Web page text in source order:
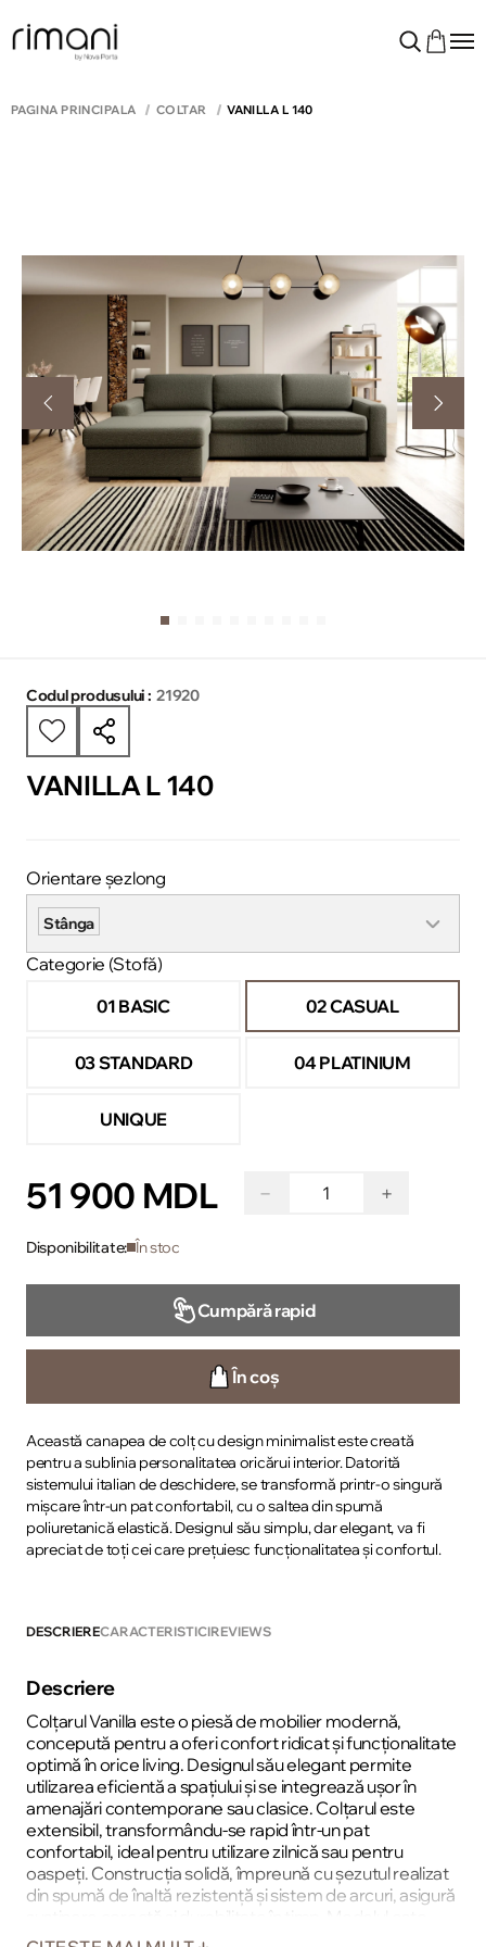
PAGINA PRINCIPALĂ COLTAR VANILLA L 140
Codul produsului : 21920
VANILLA L 140
Orientare șezlong
Stânga
Categorie (Stofă)
01 BASIC
02 CASUAL
03 STANDARD 04 PLATINIUM
UNIQUE
51 900 MDL − +
Disponibilitate: În stoc
Cumpără rapid
În coș
Această canapea de colț cu design minimalist este creată
pentru a sublinia personalitatea oricărui interior. Datorită
sistemului italian de deschidere, se transformă printr-o singură
mișcare într-un pat confortabil, cu o saltea din spumă
poliuretanică elastică. Designul său simplu, dar elegant, va fi
apreciat de toți cei care prețuiesc funcționalitatea și confortul.
DESCRIERECARACTERISTICIREVIEWS
Descriere
Colțarul Vanilla este o piesă de mobilier modernă,
concepută pentru a oferi confort ridicat și funcționalitate
optimă în orice living. Designul său elegant permite
utilizarea eficientă a spațiului și se integrează ușor în
amenajări contemporane sau clasice. Colțarul este
extensibil, transformându-se rapid într-un pat
confortabil, ideal pentru utilizare zilnică sau pentru
oaspeți. Construcția solidă, împreună cu șezutul realizat
din spumă de înaltă rezistență și sistem de arcuri, asigură
susținere corectă și durabilitate în timp. Modelul este
prevăzut cu ladă pentru depozitare, perfectă pentru